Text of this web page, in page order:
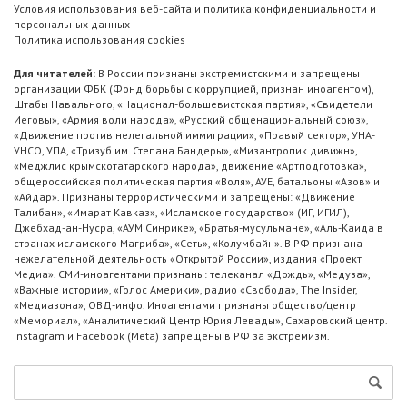
Условия использования веб-сайта и политика конфиденциальности и
персональных данных
Политика использования cookies
Для читателей: В России признаны экстремистскими и запрещены
организации ФБК (Фонд борьбы с коррупцией, признан иноагентом),
Штабы Навального, «Национал-большевистская партия», «Свидетели
Иеговы», «Армия воли народа», «Русский общенациональный союз»,
«Движение против нелегальной иммиграции», «Правый сектор», УНА-
УНСО, УПА, «Тризуб им. Степана Бандеры», «Мизантропик дивижн»,
«Меджлис крымскотатарского народа», движение «Артподготовка»,
общероссийская политическая партия «Воля», АУЕ, батальоны «Азов» и
«Айдар». Признаны террористическими и запрещены: «Движение
Талибан», «Имарат Кавказ», «Исламское государство» (ИГ, ИГИЛ),
Джебхад-ан-Нусра, «АУМ Синрике», «Братья-мусульмане», «Аль-Каида в
странах исламского Магриба», «Сеть», «Колумбайн». В РФ признана
нежелательной деятельность «Открытой России», издания «Проект
Медиа». СМИ-иноагентами признаны: телеканал «Дождь», «Медуза»,
«Важные истории», «Голос Америки», радио «Свобода», The Insider,
«Медиазона», ОВД-инфо. Иноагентами признаны общество/центр
«Мемориал», «Аналитический Центр Юрия Левады», Сахаровский центр.
Instagram и Facebook (Metа) запрещены в РФ за экстремизм.